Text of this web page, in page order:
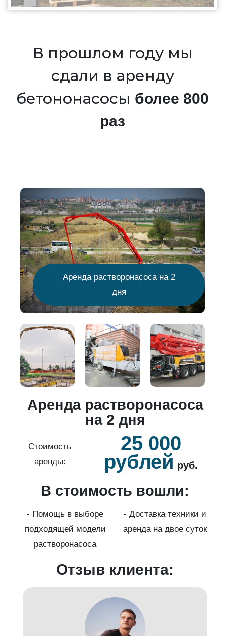
В прошлом году мы
сдали в аренду
бетононасосы более 800
раз
Аренда растворонасоса на 2
дня
Аренда растворонасоса
на 2 дня
Стоимость
аренды:
25 000
рублей руб.
В стоимость вошли:
- Помощь в выборе
подходящей модели
растворонасоса
- Доставка техники и
аренда на двое суток
Отзыв клиента: